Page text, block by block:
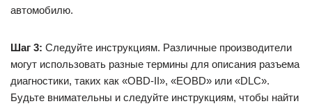
автомобилю.
Шаг 3: Следуйте инструкциям. Различные производители
могут использовать разные термины для описания разъема
диагностики, таких как «OBD-II», «EOBD» или «DLC».
Будьте внимательны и следуйте инструкциям, чтобы найти